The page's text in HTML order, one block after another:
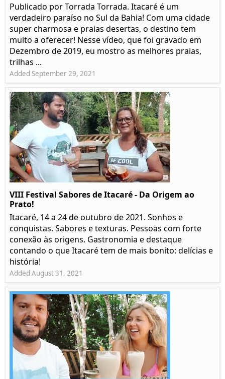
Publicado por Torrada Torrada. Itacaré é um
verdadeiro paraíso no Sul da Bahia! Com uma cidade
super charmosa e praias desertas, o destino tem
muito a oferecer! Nesse vídeo, que foi gravado em
Dezembro de 2019, eu mostro as melhores praias,
trilhas ...
Added September 29, 2021
VIII Festival Sabores de Itacaré - Da Origem ao
Prato!
Itacaré, 14 a 24 de outubro de 2021. Sonhos e
conquistas. Sabores e texturas. Pessoas com forte
conexão às origens. Gastronomia e destaque
contando o que Itacaré tem de mais bonito: delícias e
história!
Added August 31, 2021